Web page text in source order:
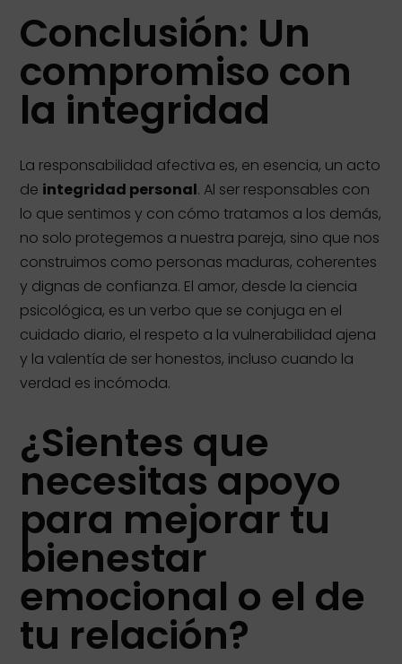
Conclusión: Un
compromiso con
la integridad
La responsabilidad afectiva es, en esencia, un acto
de integridad personal. Al ser responsables con
lo que sentimos y con cómo tratamos a los demás,
no solo protegemos a nuestra pareja, sino que nos
construimos como personas maduras, coherentes
y dignas de confianza. El amor, desde la ciencia
psicológica, es un verbo que se conjuga en el
cuidado diario, el respeto a la vulnerabilidad ajena
y la valentía de ser honestos, incluso cuando la
verdad es incómoda.
¿Sientes que
necesitas apoyo
para mejorar tu
bienestar
emocional o el de
tu relación?